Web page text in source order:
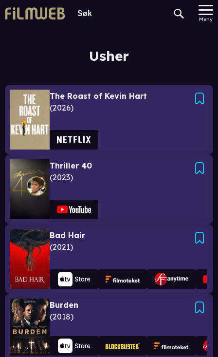
Meny
Usher
The Roast of Kevin Hart
2026
Thriller 40
2023
Bad Hair
2021
Burden
2018